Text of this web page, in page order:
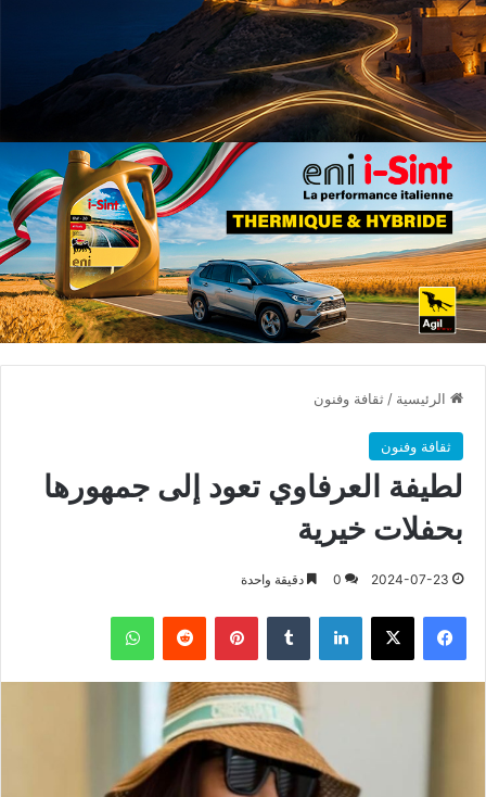
الرئيسية / ثقافة وفنون
ثقافة وفنون
لطيفة العرفاوي تعود إلى جمهورها
بحفلات خيرية
2024-07-23
0 دقيقة واحدة
فيسبوك X لينكدإن بينتيريست واتساب